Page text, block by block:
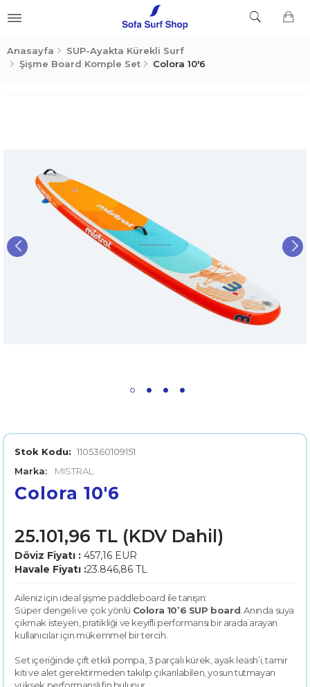
Anasayfa
SUP-Ayakta Kürekli Surf
Şişme Board Komple Set
Colora 10'6
Stok Kodu:1105360109151
Marka:
MISTRAL
Colora 10'6
25.101,96 TL (KDV Dahil)
Döviz Fiyatı : 457,16 EUR
Havale Fiyatı :23.846,86 TL
Aileniz için ideal şişme paddleboard ile tanışın:
Süper dengeli ve çok yönlü Colora 10’6 SUP board . Anında suya
çıkmak isteyen, pratikliği ve keyifli performansı bir arada arayan
kullanıcılar için mükemmel bir tercih.
Set içeriğinde çift etkili pompa, 3 parçalı kürek, ayak leash’i, tamir
kiti ve alet gerektirmeden takılıp çıkarılabilen, yosun tutmayan